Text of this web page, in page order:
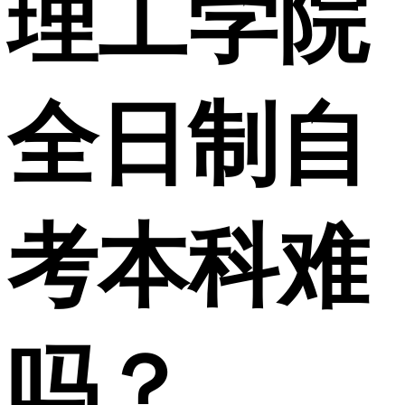
理工学院
全日制自
考本科难